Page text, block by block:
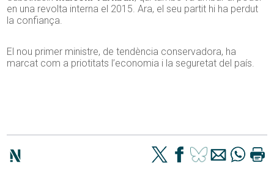
en una revolta interna el 2015. Ara, el seu partit hi ha perdut
la confiança.
El nou primer ministre, de tendència conservadora, ha
marcat com a priotitats l’economia i la seguretat del país.